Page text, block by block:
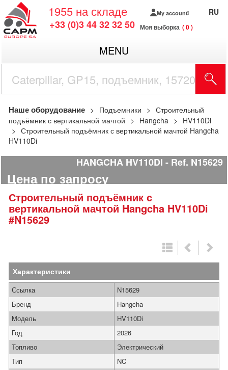
1955 на складе
+33 (0)3 44 32 32 50
My account
Моя выборка 0
RU
MENU
Наше оборудование Подъемники
Строительный
подъёмник с вертикальной мачтой
Hangcha
HV110Di
Строительный подъёмник с вертикальной мачтой Hangcha
HV110Di
HANGCHA HV110DI Ref. N15629
Цена по запросу
Строительный подъёмник с
вертикальной мачтой Hangcha HV110Di
#N15629
Характеристики
Ссылка
N15629
Бренд
Hangcha
Модель
HV110Di
Год
2026
Топливо
Электрический
Тип
NC